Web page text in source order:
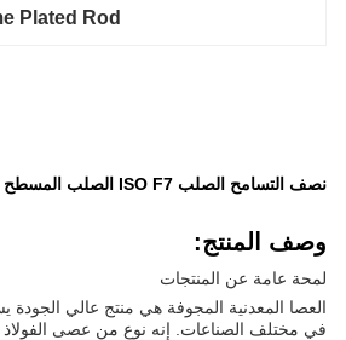
Plated Rod
نصف التسامح الصلب ISO F7 الصلب المسطح مع المرونة الصلبة
وصف المنتج:
لمحة عامة عن المنتجات
العصا المعدنية المجوفة هي منتج عالي
في مختلف الصناعات. إنه نوع من عصى